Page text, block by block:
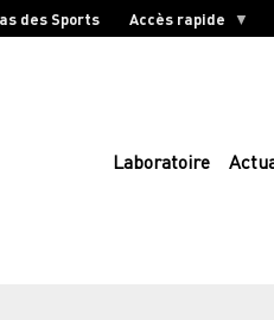
des Sports Accès rapide
Laboratoire